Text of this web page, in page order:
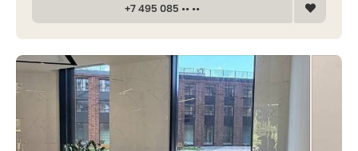
+7 495 085 •• ••